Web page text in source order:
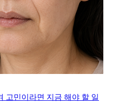
고민이라면 지금 해야 할 일